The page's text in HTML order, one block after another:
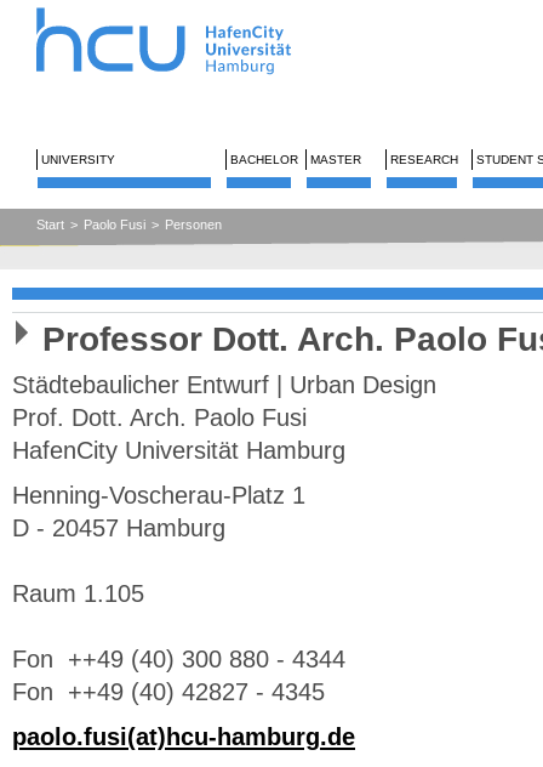
UNIVERSITY BACHELOR MASTER RESEARCH STUDENT
Start > Paolo Fusi > Personen
Professor Dott. Arch. Paolo
Städtebaulicher Entwurf | Urban Design
Prof. Dott. Arch. Paolo Fusi
HafenCity Universität Hamburg
Henning-Voscherau-Platz 1
D - 20457 Hamburg
Raum 1.105
Fon ++49 (40) 300 880 - 4344
Fon ++49 (40) 42827 - 4345
paolo.fusi(at)hcu-hamburg.de